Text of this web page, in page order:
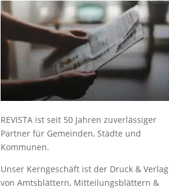
REVISTA ist seit 50 Jahren zuverlässiger
Partner für Gemeinden, Städte und
Kommunen.
Unser Kerngeschäft ist der Druck & Verlag
von Amtsblättern, Mitteilungsblättern &